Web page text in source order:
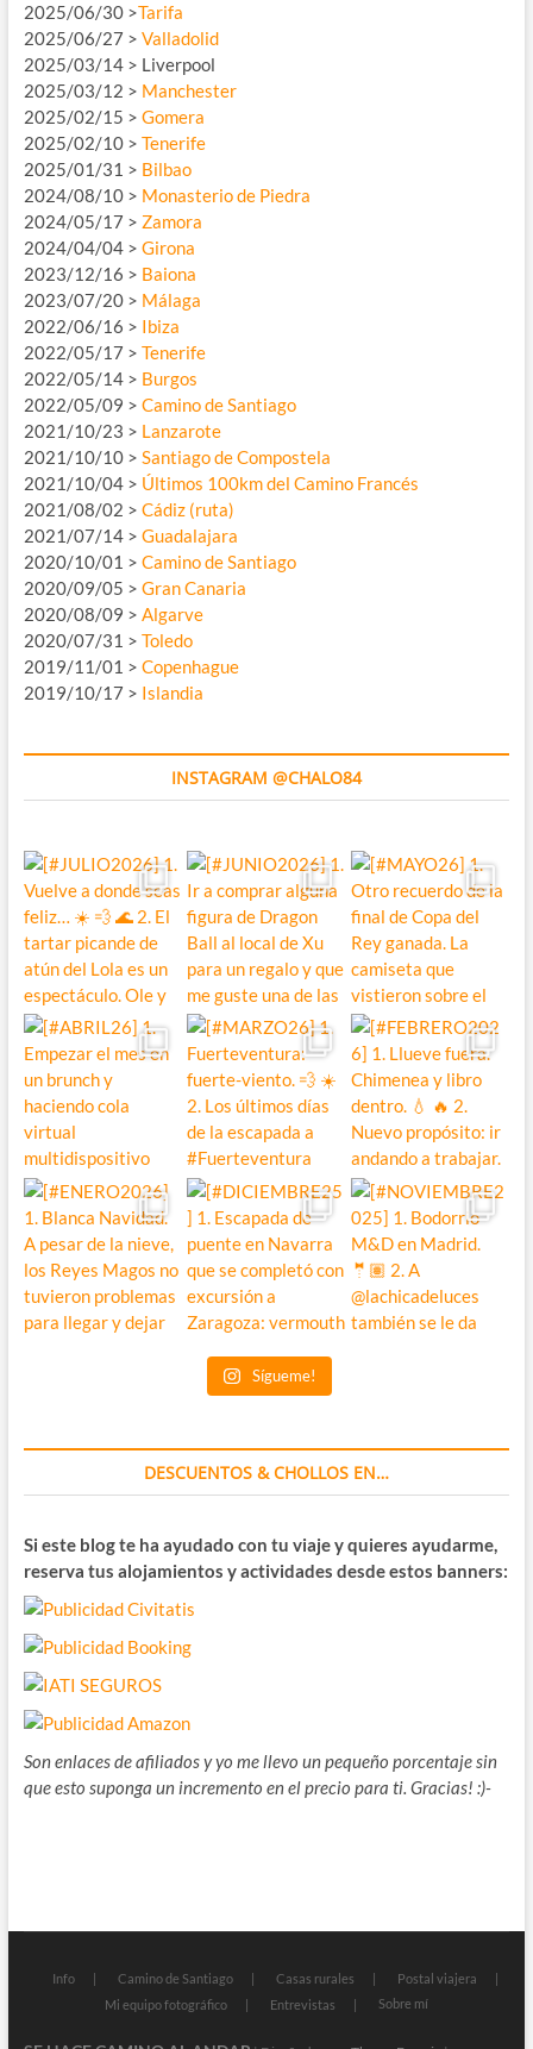
2025/06/30 >Tarifa
2025/06/27 > Valladolid
2025/03/14 > Liverpool
2025/03/12 > Manchester
2025/02/15 > Gomera
2025/02/10 > Tenerife
2025/01/31 > Bilbao
2024/08/10 > Monasterio de Piedra
2024/05/17 > Zamora
2024/04/04 > Girona
2023/12/16 > Baiona
2023/07/20 > Málaga
2022/06/16 > Ibiza
2022/05/17 > Tenerife
2022/05/14 > Burgos
2022/05/09 > Camino de Santiago
2021/10/23 > Lanzarote
2021/10/10 > Santiago de Compostela
2021/10/04 > Últimos 100km del Camino Francés
2021/08/02 > Cádiz (ruta)
2021/07/14 > Guadalajara
2020/10/01 > Camino de Santiago
2020/09/05 > Gran Canaria
2020/08/09 > Algarve
2020/07/31 > Toledo
2019/11/01 > Copenhague
2019/10/17 > Islandia
INSTAGRAM @CHALO84
Sígueme!
DESCUENTOS & CHOLLOS EN…
Si este blog te ha ayudado con tu viaje y quieres ayudarme,
reserva tus alojamientos y actividades desde estos banners:
Son enlaces de afiliados y yo me llevo un pequeño porcentaje sin
que esto suponga un incremento en el precio para ti. Gracias! :)-
Info Camino de Santiago Casas rurales
Postal viajera
Mi equipo fotográfico
Entrevistas Sobre mí